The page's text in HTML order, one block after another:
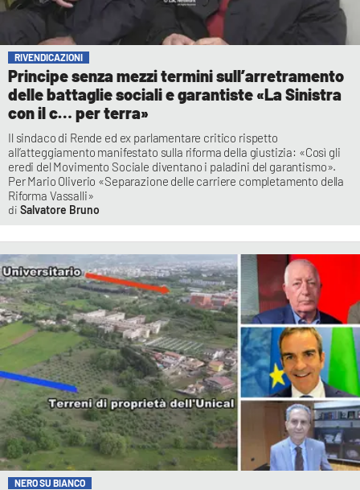
RIVENDICAZIONI
Principe senza mezzi termini sull’arretramento
delle battaglie sociali e garantiste «La Sinistra
con il c… per terra»
Il sindaco di Rende ed ex parlamentare critico rispetto
all’atteggiamento manifestato sulla riforma della giustizia: «Così gli
eredi del Movimento Sociale diventano i paladini del garantismo».
Per Mario Oliverio «Separazione delle carriere completamento della
Riforma Vassalli»
Salvatore Bruno
NERO SU BIANCO